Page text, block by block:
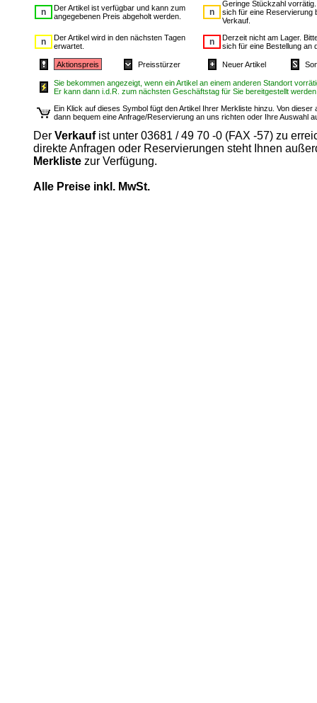
Der Artikel ist verfügbar und kann zum
angegebenen Preis abgeholt werden.
Geringe Stückzahl
sich für eine Reservierung
Verkauf.
Der Artikel wird in den nächsten Tagen
erwartet.
Derzeit nicht am Lager.
sich für eine Bestellung an
Aktionspreis Preisstürzer Neuer Artikel
Sie bekommen angezeigt, wenn ein Artikel an einem anderen Standort
Er kann dann i.d.R. zum nächsten Geschäftstag für Sie bereitgestellt
Ein Klick auf dieses Symbol fügt den Artikel Ihrer Merkliste hinzu. Von dieser
dann bequem eine Anfrage/Reservierung an uns richten oder Ihre Auswahl
Der Verkaufist unter 03681 / 49 70 -0 (FAX -57) zu
direkte Anfragen oder Reservierungen steht Ihnen
Merkliste zur Verfügung.
Alle Preise inkl. MwSt.